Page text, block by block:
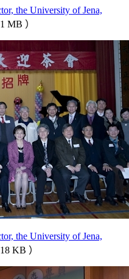
the University of Jena,
MB ）
the University of Jena,
KB ）